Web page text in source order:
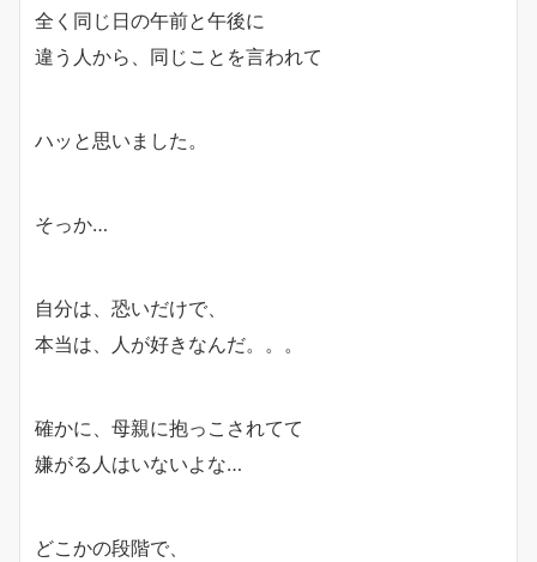
全く同じ日の午前と午後に
違う人から、同じことを言われて
ハッと思いました。
そっか…
自分は、恐いだけで、
本当は、人が好きなんだ。。。
確かに、 母親に抱っこされてて
嫌がる人はいないよな…
どこかの段階で、